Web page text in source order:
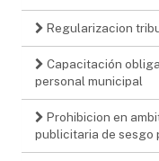
Regularizacion
Capacitación
personal municipal
Prohibicion en
publicitaria de sesgo